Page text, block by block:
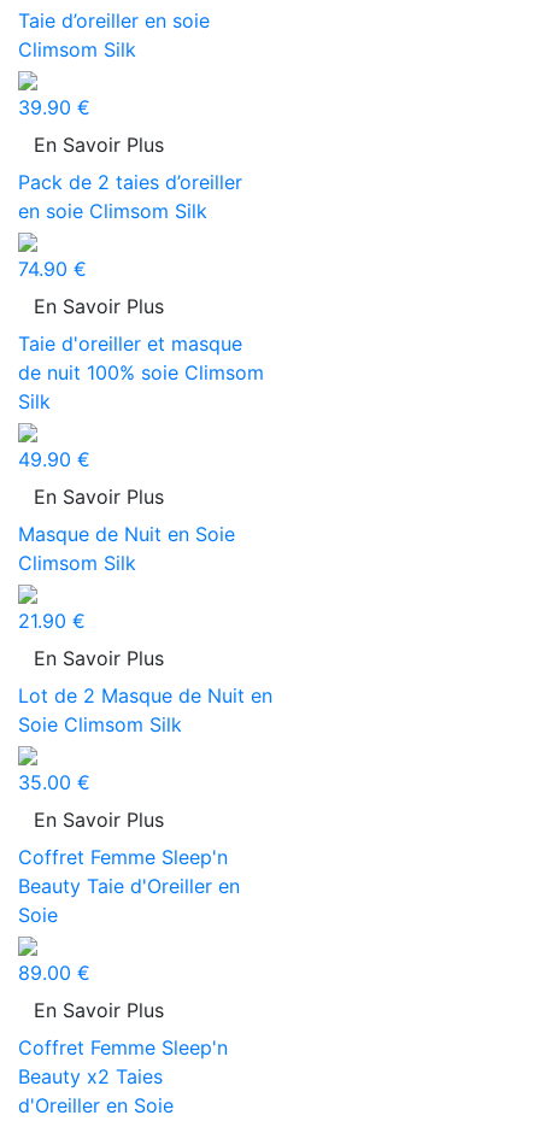
Taie d’oreiller en soie
Climsom Silk
39.90 €
En Savoir Plus
Pack de 2 taies d’oreiller
en soie Climsom Silk
74.90 €
En Savoir Plus
Taie d'oreiller et masque
de nuit 100% soie Climsom
Silk
49.90 €
En Savoir Plus
Masque de Nuit en Soie
Climsom Silk
21.90 €
En Savoir Plus
Lot de 2 Masque de Nuit en
Soie Climsom Silk
35.00 €
En Savoir Plus
Coffret Femme Sleep'n
Beauty Taie d'Oreiller en
Soie
89.00 €
En Savoir Plus
Coffret Femme Sleep'n
Beauty x2 Taies
d'Oreiller en Soie